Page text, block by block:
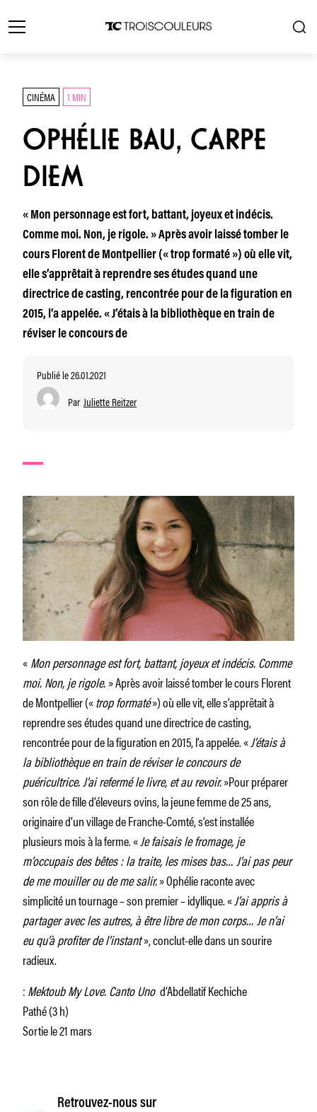
CINÉMA 1 MIN
OPHÉLIE BAU, CARPE
DIEM
« Mon personnage est fort, battant, joyeux et indécis.
Comme moi. Non, je rigole. » Après avoir laissé tomber le
cours Florent de Montpellier (« trop formaté ») où elle vit,
elle s’apprêtait à reprendre ses études quand une
directrice de casting, rencontrée pour de la figuration en
2015, l’a appelée. « J’étais à la bibliothèque en train de
réviser le concours de
Publié le 26.01.2021
Par Juliette Reitzer
«Mon personnage est fort, battant, joyeux et indécis. Comme
moi. Non, je rigole.» Après avoir laissé tomber le cours Florent
de Montpellier («trop formaté») où elle vit, elle s’apprêtait à
reprendre ses études quand une directrice de casting,
rencontrée pour de la figuration en 2015, l’a appelée. «J’étais à
la bibliothèque en train de réviser le concours de
puéricultrice. J’ai refermé le livre, et au revoir.»Pour préparer
son rôle de fille d’éleveurs ovins, la jeune femme de 25 ans,
originaire d’un village de Franche-Comté, s’est installée
plusieurs mois à la ferme. «Je faisais le fromage, je
m’occupais des bêtes : la traite, les mises bas… J’ai pas peur
de me mouiller ou de me salir.» Ophélie raconte avec
simplicité un tournage – son premier – idyllique. «J’ai appris à
partager avec les autres, à être libre de mon corps… Je n’ai
eu qu’à profiter de l’instant», conclut-elle dans un sourire
radieux.
:Mektoub My Love. Canto Uno d’Abdellatif Kechiche
Pathé (3 h)
Sortie le 21 mars
Retrouvez-nous sur